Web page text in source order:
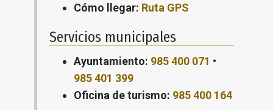
Cómo llegar: Ruta GPS
Servicios municipales
Ayuntamiento: 985 400 071 •
985 401 399
Oficina de turismo: 985 400 164